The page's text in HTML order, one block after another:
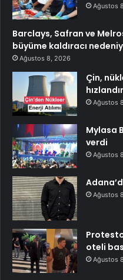
Ağustos
Barclays, Safran ve
büyüme kaldıracı
Ağustos 8, 2026
Çin,
Ağustos
Mylasa
verdi
Ağustos
Ağustos
oteli
Ağustos